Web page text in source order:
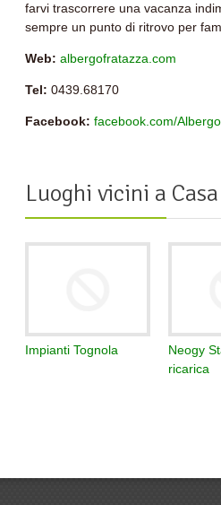
farvi trascorrere una vacanza
sempre un punto di ritrovo per
Web: albergofratazza.com
Tel: 0439.68170
Facebook: facebook.com/
Luoghi vicini a
Impianti Tognola
Neogy
ricarica